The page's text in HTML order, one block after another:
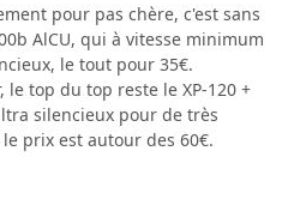
pour pas chère, c'est sans
AlCU, qui à vitesse minimum
le tout pour 35€.
le top du top reste le XP-120 +
silencieux pour de très
prix est autour des 60€.